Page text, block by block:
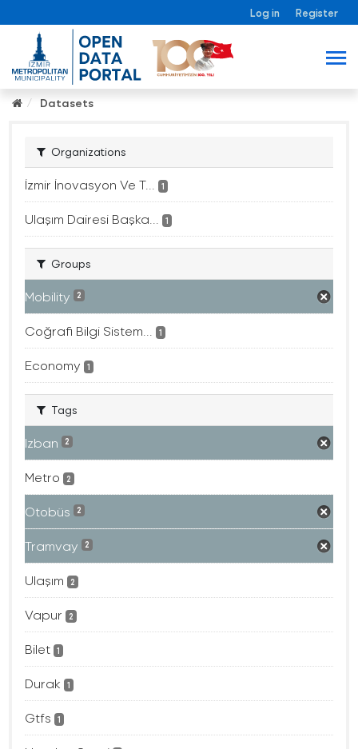
Log in Register
Datasets
Organizations
İzmir İnovasyon Ve T... 1
Ulaşım Dairesi Başka... 1
Groups
Mobility 2
Coğrafi Bilgi Sistem... 1
Economy 1
Tags
Izban 2
Metro 2
Otobüs 2
Tramvay 2
Ulaşım 2
Vapur 2
Bilet 1
Durak 1
Gtfs 1